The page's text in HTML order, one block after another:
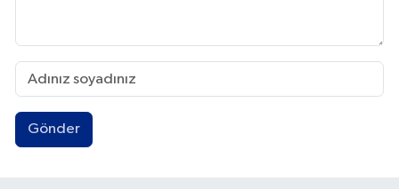
Gönder